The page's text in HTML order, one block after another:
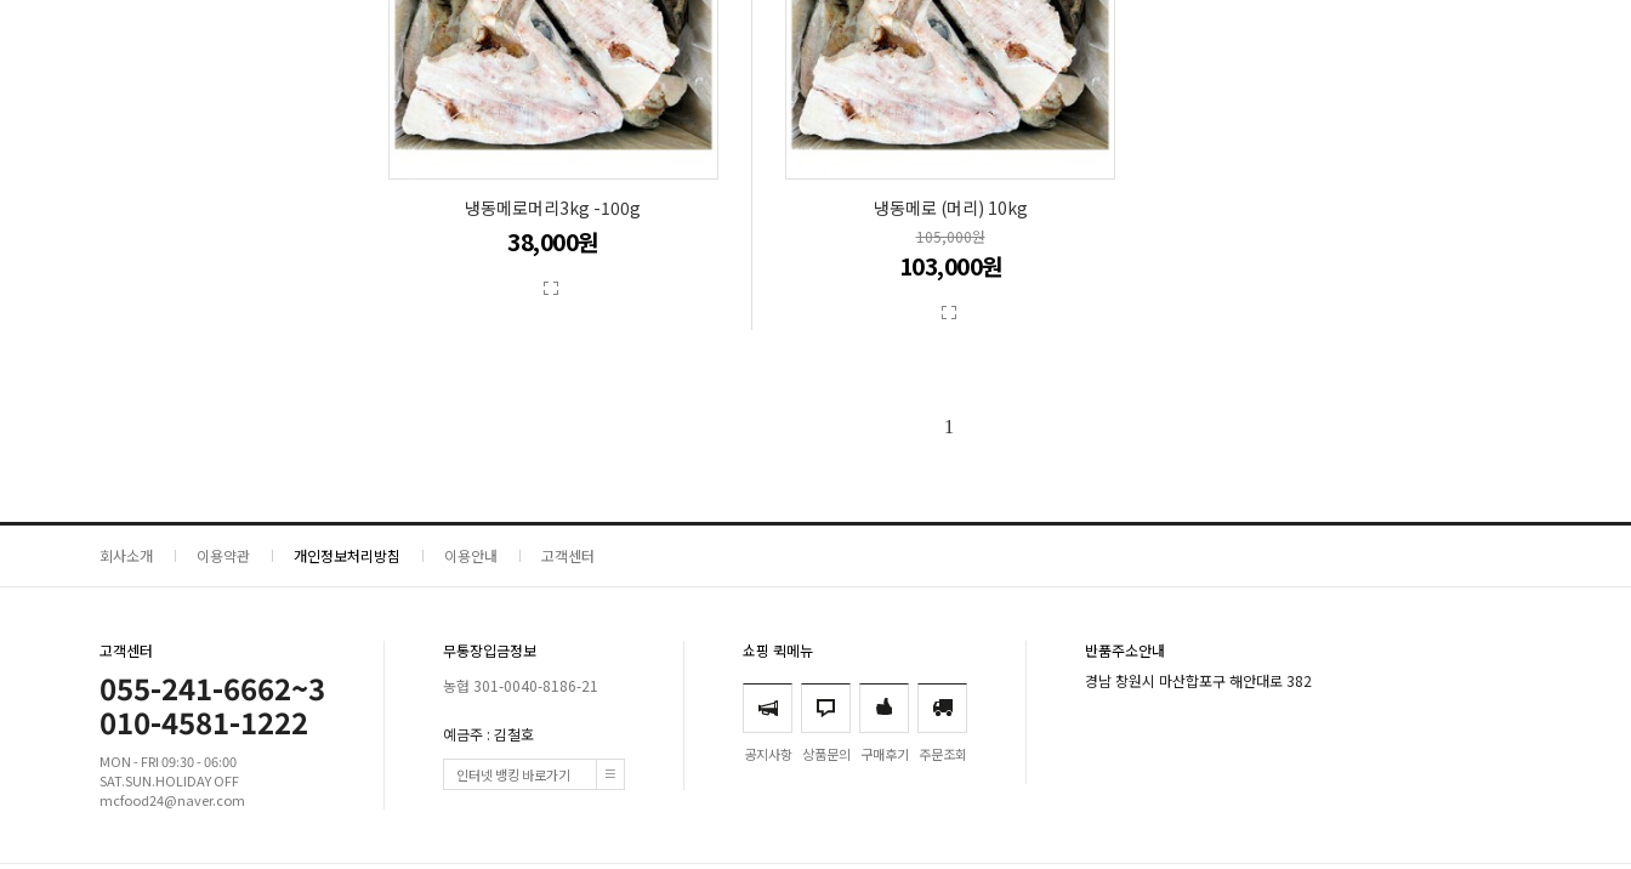
냉동메로머리3kg -100g
38,000원
냉동메로 (머리) 10kg
105,000원
103,000원
1
회사소개 이용약관 개인정보처리방침 이용안내 고객센터
고객센터
055-241-6662~3
010-4581-1222
MON - FRI 09:30 - 06:00
SAT.SUN.HOLIDAY OFF
mcfood24@naver.com
무통장입금정보
농협 301-0040-8186-21
예금주 : 김철호
인터넷 뱅킹 바로가기
쇼핑 퀵메뉴
공지사항 상품문의 구매후기 주문조회
반품주소안내
경남 창원시 마산합포구 해안대로 382